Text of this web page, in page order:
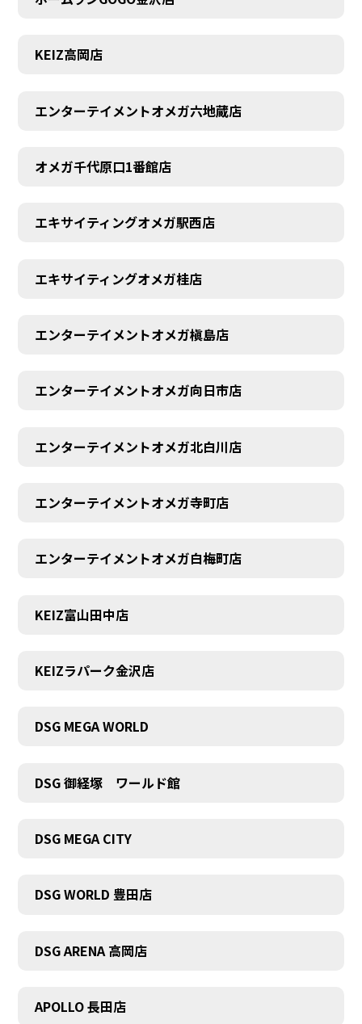
KEIZ高岡店
エンターテイメントオメガ六地蔵店
オメガ千代原口1番館店
エキサイティングオメガ駅西店
エキサイティングオメガ桂店
エンターテイメントオメガ槇島店
エンターテイメントオメガ向日市店
エンターテイメントオメガ北白川店
エンターテイメントオメガ寺町店
エンターテイメントオメガ白梅町店
KEIZ富山田中店
KEIZラパーク金沢店
DSG MEGA WORLD
DSG 御経塚 ワールド館
DSG MEGA CITY
DSG WORLD 豊田店
DSG ARENA 高岡店
APOLLO 長田店